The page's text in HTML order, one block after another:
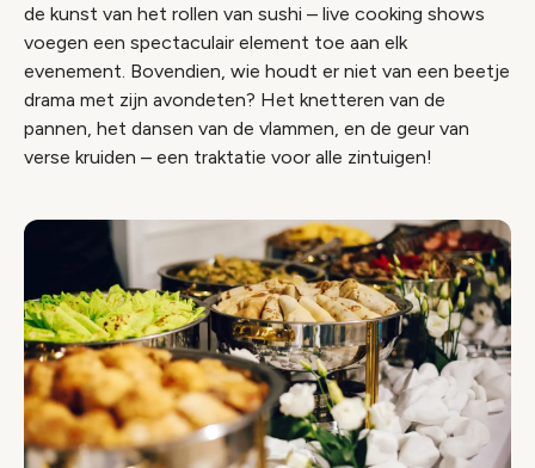
de kunst van het rollen van sushi – live cooking shows
voegen een spectaculair element toe aan elk
evenement. Bovendien, wie houdt er niet van een beetje
drama met zijn avondeten? Het knetteren van de
pannen, het dansen van de vlammen, en de geur van
verse kruiden – een traktatie voor alle zintuigen!